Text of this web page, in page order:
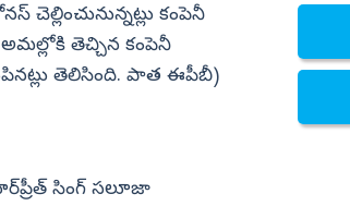
కంపెనీ
తెచ్చిన కంపెనీ
తెలిసింది. పాత ఈపీబీ)
సింగ్ సలూజా